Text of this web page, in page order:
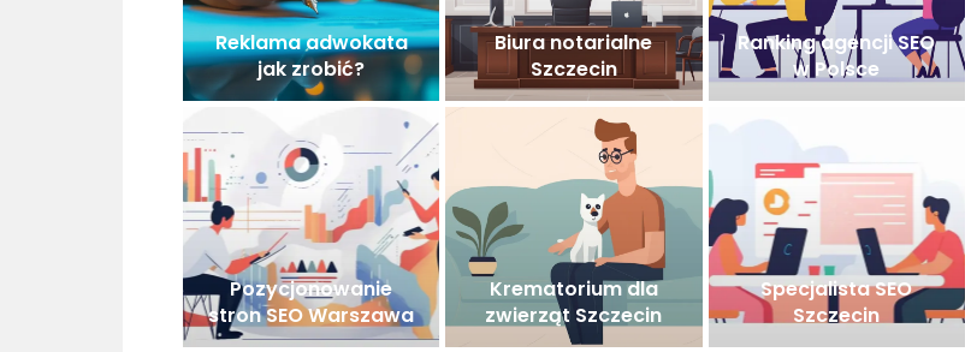
Reklama adwokata
jak zrobić?
Biura notarialne
Szczecin
Ranking agencji SEO
w Polsce
Pozycjonowanie
stron SEO Warszawa
Krematorium dla
zwierząt Szczecin
Specjalista SEO
Szczecin